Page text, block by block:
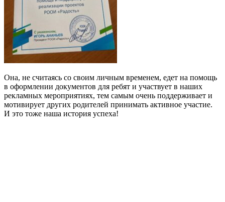
Она, не считаясь со своим личным временем, едет на помощь
в оформлении документов для ребят и участвует в наших
рекламных мероприятиях, тем самым очень поддерживает и
мотивирует других родителей принимать активное участие.
И это тоже наша история успеха!